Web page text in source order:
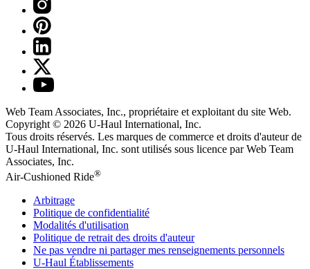
Web Team Associates, Inc., propriétaire et exploitant du site Web.
Copyright © 2026 U-Haul International, Inc.
Tous droits réservés. Les marques de commerce et droits d'auteur de
U-Haul International, Inc. sont utilisés sous licence par Web Team
Associates, Inc.
Air-Cushioned Ride®
Arbitrage
Politique de confidentialité
Modalités d'utilisation
Politique de retrait des droits d'auteur
Ne pas vendre ni partager mes renseignements personnels
U-Haul Établissements